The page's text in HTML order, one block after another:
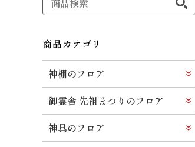
商品カテゴリ
神棚のフロア
御霊舎 先祖まつりのフロア
神具のフロア